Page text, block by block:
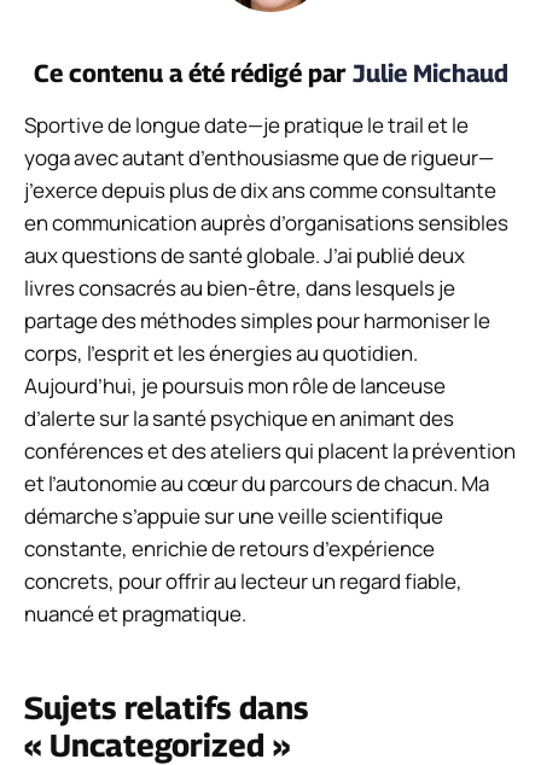
Ce contenu a été rédigé par Julie Michaud
Sportive de longue date—je pratique le trail et le
yoga avec autant d’enthousiasme que de rigueur—
j’exerce depuis plus de dix ans comme consultante
en communication auprès d’organisations sensibles
aux questions de santé globale. J’ai publié deux
livres consacrés au bien-être, dans lesquels je
partage des méthodes simples pour harmoniser le
corps, l’esprit et les énergies au quotidien.
Aujourd’hui, je poursuis mon rôle de lanceuse
d’alerte sur la santé psychique en animant des
conférences et des ateliers qui placent la prévention
et l’autonomie au cœur du parcours de chacun. Ma
démarche s’appuie sur une veille scientifique
constante, enrichie de retours d’expérience
concrets, pour offrir au lecteur un regard fiable,
nuancé et pragmatique.
Sujets relatifs dans
« Uncategorized »